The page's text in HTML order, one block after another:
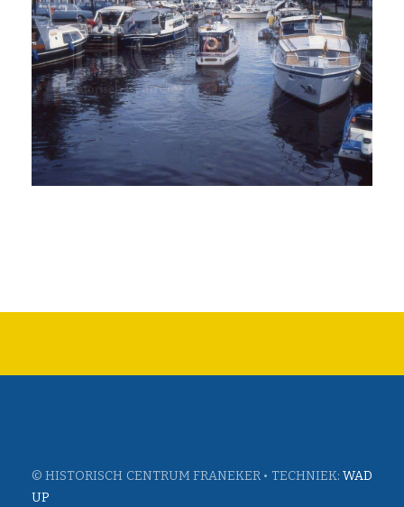
© HISTORISCH CENTRUM FRANEKER • TECHNIEK: WAD
UP